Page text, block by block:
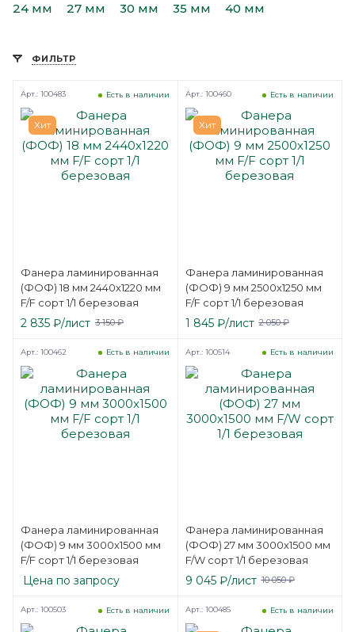
24 мм 27 мм 30 мм 35 мм 40 мм
ФИЛЬТР
Хит
Фанера ламинированная
(ФОФ) 18 мм 2440х1220 мм
F/F сорт 1/1 березовая
Есть в наличии
Арт.: 100483
2 835 ₽/лист 3 150₽
Хит
Фанера ламинированная
(ФОФ) 9 мм 2500х1250 мм
F/F сорт 1/1 березовая
Есть в наличии
Арт.: 100460
1 845₽/лист 2 050₽
Фанера ламинированная
(ФОФ) 9 мм 3000х1500 мм
F/F сорт 1/1 березовая
Есть в наличии
Арт.: 100462
Цена по запросу
Фанера ламинированная
(ФОФ) 27 мм 3000х1500 мм
F/W сорт 1/1 березовая
Есть в наличии
Арт.: 100514
9 045₽/лист 10 050₽
Есть в наличии
Арт.: 100503 Есть в наличии
Арт.: 100485